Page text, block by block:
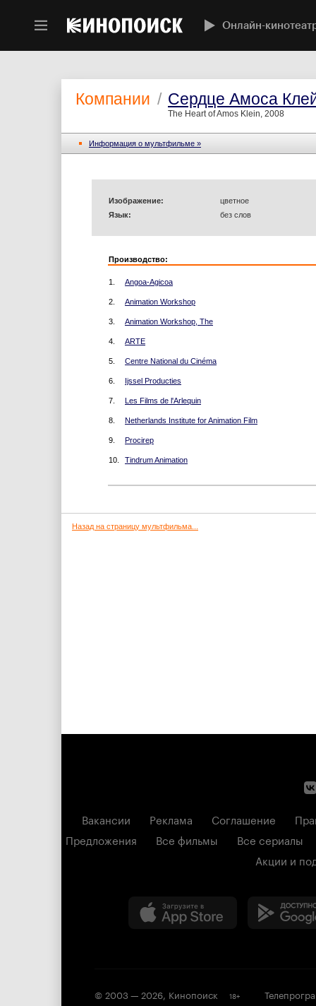
Онлайн-
Компании / Сердце Амоса
The Heart of Amos Klein, 2008
Информация o мультфильме »
Изображение:
цветное
Язык:
без слов
Производство:
1. Angoa-Agicoa
2. Animation Workshop
3. Animation Workshop, The
4. ARTE
5. Centre National du Cinéma
6. Ijssel Producties
7. Les Films de l'Arlequin
8. Netherlands Institute for Animation Film
9. Procirep
10. Tindrum Animation
Назад на страницу мультфильма...
Вакансии Реклама Соглашение
Предложения
Все фильмы
Все сериалы
Акции и
© 2003 — 2026, Кинопоиск 18+